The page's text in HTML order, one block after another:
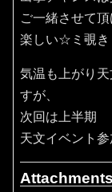
ご一緒させて
楽しい☆ミ覗
気温も上がり
すが、
次回は上半期
天文イベント